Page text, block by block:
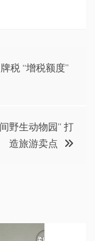
税 “增税额度”
野生动物园” 打
造旅游卖点